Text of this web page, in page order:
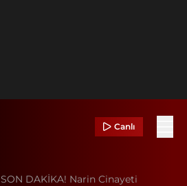
Canlı
SON DAKİKA! Narin Cinayeti